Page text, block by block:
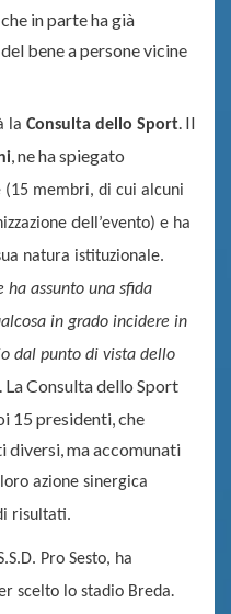
in parte ha già
bene a persone vicine
la Consulta dello Sport. Il
, ne ha spiegato
(15 membri, di cui alcuni
del l’evento) e ha
natura istituzionale.
ha assunto una sfida
in grado incidere in
dal punto di vista dello
Consulta dello Sport
15 presidenti, che
diversi, ma accomunati
loro azione sinergica
risultati.
Pro Sesto, ha
scelto lo stadio Breda.